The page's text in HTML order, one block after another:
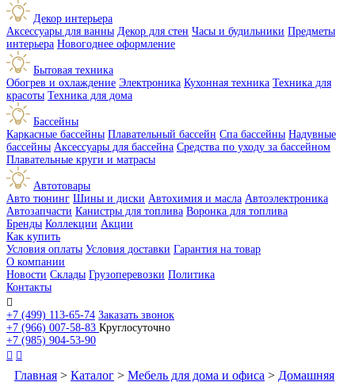
Декор интерьера
Аксессуары для ванны Декор для стен Часы и будильники Предметы
интерьера Новогоднее оформление
Бытовая техника
Обогрев и охлаждение Электроника Кухонная техника Техника для
красоты Техника для дома
Бассейны
Каркасные бассейны Плавательный бассейн Спа бассейны Надувные
бассейны Аксессуары для бассейна Средства по уходу за бассейном
Плавательные круги и матрасы
Автотовары
Авто тюнинг Шины и диски Автохимия и масла Автоэлектроника
Автозапчасти Канистры для топлива Воронка для топлива
Бренды Коллекции Акции
Как купить
Условия оплаты Условия доставки Гарантия на товар
О компании
Новости Склады Грузоперевозки Политика
Контакты

+7 (499) 113-65-74 Заказать звонок
+7 (966) 007-58-83 Круглосуточно
+7 (985) 904-53-90
 
Главная > Каталог > Мебель для дома и офиса > Домашняя